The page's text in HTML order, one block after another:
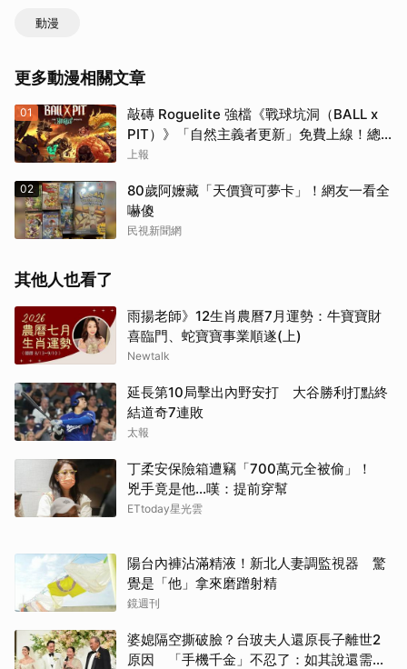
動漫
更多動漫相關文章
01
敲磚 Roguelite 強檔《戰球坑洞（BALL x
PIT）》「自然主義者更新」免費上線！總
銷量突破 200 萬份，遊戲史低 66 折熱銷中
上報
02
80歲阿嬤藏「天價寶可夢卡」！網友一看全
嚇傻
民視新聞網
其他人也看了
雨揚老師》12生肖農曆7月運勢：牛寶寶財
喜臨門、蛇寶寶事業順遂(上)
Newtalk
延長第10局擊出內野安打 大谷勝利打點終
結道奇7連敗
太報
丁柔安保險箱遭竊「700萬元全被偷」！
兇手竟是他...嘆：提前穿幫
ETtoday星光雲
陽台內褲沾滿精液！新北人妻調監視器 驚
覺是「他」拿來磨蹭射精
鏡週刊
婆媳隔空撕破臉？台玻夫人還原長子離世2
原因 「手機千金」不忍了：如其說還需要